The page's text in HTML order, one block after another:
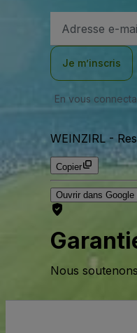
e-
Je m’inscris
En vous
WEINZIRL -
Copier
Ouvrir dans Google
Nous